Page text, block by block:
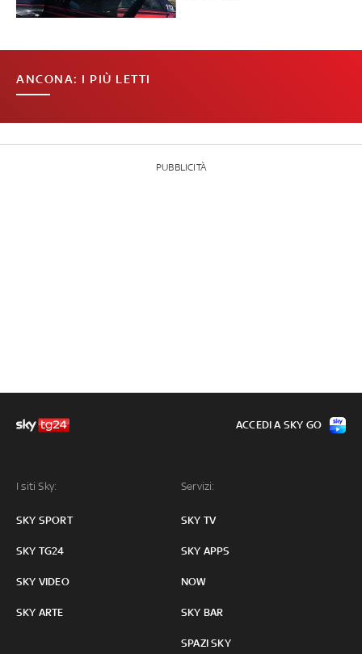
ANCONA: I PIÙ LETTI
PUBBLICITÀ
I siti Sky:
SKY SPORT
SKY TG24
SKY VIDEO
SKY ARTE
Servizi:
SKY TV
SKY APPS
NOW
SKY BAR
SPAZI SKY
ACCEDI A SKY GO